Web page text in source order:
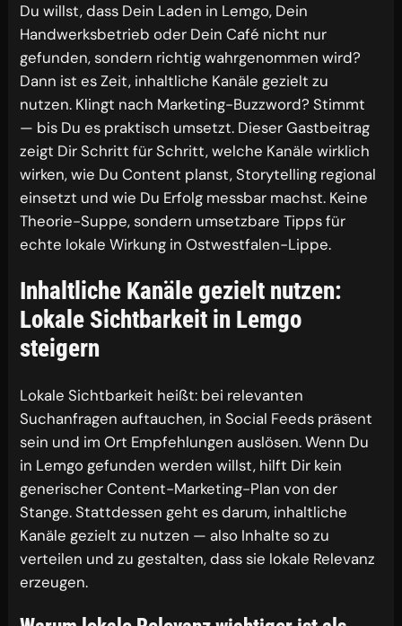
Du willst, dass Dein Laden in Lemgo, Dein
Handwerksbetrieb oder Dein Café nicht nur
gefunden, sondern richtig wahrgenommen wird?
Dann ist es Zeit, inhaltliche Kanäle gezielt zu
nutzen. Klingt nach Marketing-Buzzword? Stimmt
— bis Du es praktisch umsetzt. Dieser Gastbeitrag
zeigt Dir Schritt für Schritt, welche Kanäle wirklich
wirken, wie Du Content planst, Storytelling regional
einsetzt und wie Du Erfolg messbar machst. Keine
Theorie-Suppe, sondern umsetzbare Tipps für
echte lokale Wirkung in Ostwestfalen-Lippe.
Inhaltliche Kanäle gezielt nutzen:
Lokale Sichtbarkeit in Lemgo
steigern
Lokale Sichtbarkeit heißt: bei relevanten
Suchanfragen auftauchen, in Social Feeds präsent
sein und im Ort Empfehlungen auslösen. Wenn Du
in Lemgo gefunden werden willst, hilft Dir kein
generischer Content-Marketing-Plan von der
Stange. Stattdessen geht es darum, inhaltliche
Kanäle gezielt zu nutzen — also Inhalte so zu
verteilen und zu gestalten, dass sie lokale Relevanz
erzeugen.